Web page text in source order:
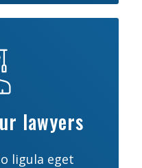
lawyers
ligula eget